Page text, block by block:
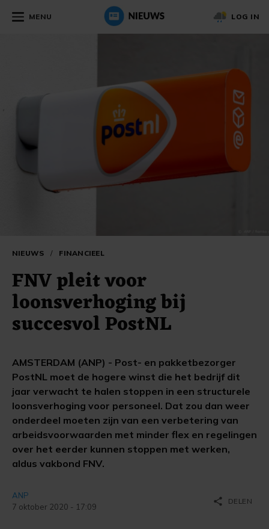
MENU LOG IN
NIEUWS / FINANCIEEL
FNV pleit voor
loonsverhoging bij
succesvol PostNL
AMSTERDAM (ANP) - Post- en pakketbezorger
PostNL moet de hogere winst die het bedrijf dit
jaar verwacht te halen stoppen in een structurele
loonsverhoging voor personeel. Dat zou dan weer
onderdeel moeten zijn van een verbetering van
arbeidsvoorwaarden met minder flex en regelingen
over het eerder kunnen stoppen met werken,
aldus vakbond FNV.
ANP
7 oktober 2020 - 17:09
share DELEN